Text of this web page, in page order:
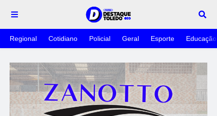
Regional Cotidiano Policial Geral Esporte Educação